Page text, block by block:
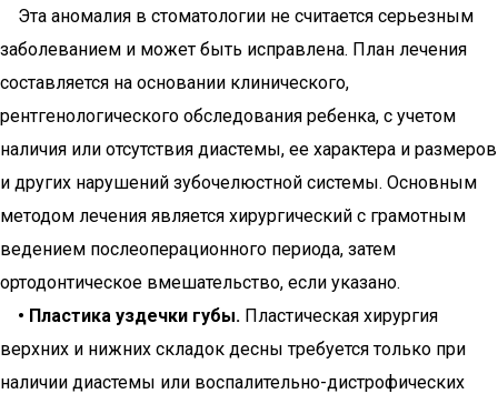
Эта аномалия в стоматологии не считается серьезным
заболеванием и может быть исправлена. План лечения
составляется на основании клинического,
рентгенологического обследования ребенка, с учетом
наличия или отсутствия диастемы, ее характера и размеров
и других нарушений зубочелюстной системы. Основным
методом лечения является хирургический с грамотным
ведением послеоперационного периода, затем
ортодонтическое вмешательство, если указано.
• Пластика уздечки губы. Пластическая хирургия
верхних и нижних складок десны требуется только при
наличии диастемы или воспалительно-дистрофических